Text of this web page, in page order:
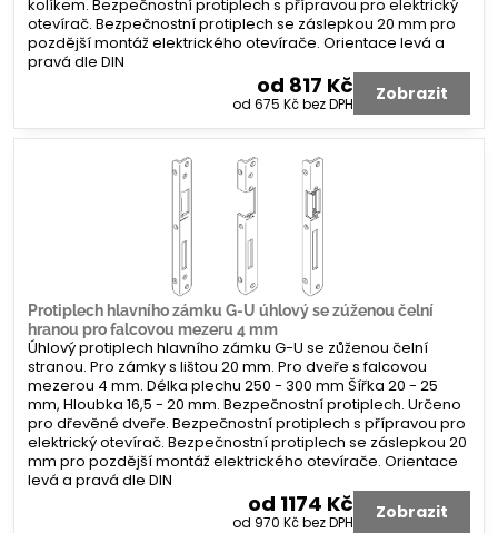
kolíkem. Bezpečnostní protiplech s přípravou pro elektrický
otevírač. Bezpečnostní protiplech se záslepkou 20 mm pro
pozdější montáž elektrického otevírače. Orientace levá a
pravá dle DIN
od 817 Kč
od 675 Kčbez DPH Zobrazit
Protiplech hlavního zámku G-U úhlový se zúženou čelní
hranou pro falcovou mezeru 4 mm
Úhlový protiplech hlavního zámku G-U se zůženou čelní
stranou. Pro zámky s lištou 20 mm. Pro dveře s falcovou
mezerou 4 mm. Délka plechu 250 - 300 mm Šířka 20 - 25
mm, Hloubka 16,5 - 20 mm. Bezpečnostní protiplech. Určeno
pro dřevěné dveře. Bezpečnostní protiplech s přípravou pro
elektrický otevírač. Bezpečnostní protiplech se záslepkou 20
mm pro pozdější montáž elektrického otevírače. Orientace
levá a pravá dle DIN
od 1174 Kč
od 970 Kčbez DPH Zobrazit